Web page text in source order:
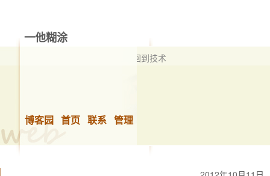
一他糊涂
擅长技术，但不限于技术 从管理再回到技术
博客园 首页 联系 管理